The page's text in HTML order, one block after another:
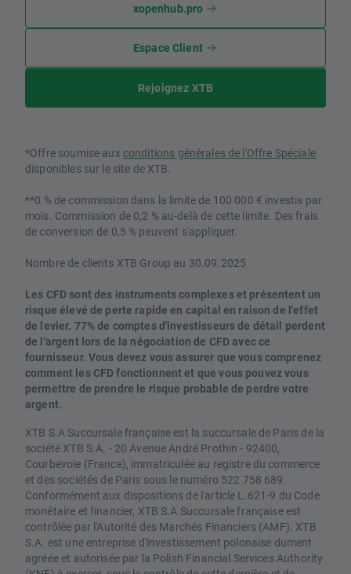
xopenhub.pro
Espace Client
Rejoignez XTB
*Offre soumise aux conditions générales de l'Offre Spéciale
disponibles sur le site de XTB.
**0 % de commission dans la limite de 100 000 € investis par
mois. Commission de 0,2 % au-delà de cette limite. Des frais
de conversion de 0,5 % peuvent s'appliquer.
Nombre de clients XTB Group au 30.09.2025
Les CFD sont des instruments complexes et présentent un
risque élevé de perte rapide en capital en raison de l'effet
de levier. 77% de comptes d'investisseurs de détail perdent
de l'argent lors de la négociation de CFD avec ce
fournisseur. Vous devez vous assurer que vous comprenez
comment les CFD fonctionnent et que vous pouvez vous
permettre de prendre le risque probable de perdre votre
argent.
XTB S.A Succursale française est la succursale de Paris de la
société XTB S.A. - 20 Avenue André Prothin - 92400,
Courbevoie (France), immatriculée au registre du commerce
et des sociétés de Paris sous le numéro 522 758 689.
Conformément aux dispositions de l'article L.621-9 du Code
monétaire et financier, XTB S.A Succursale française est
contrôlée par l'Autorité des Marchés Financiers (AMF). XTB
S.A. est une entreprise d'investissement polonaise dument
agréée et autorisée par la Polish Financial Services Authority